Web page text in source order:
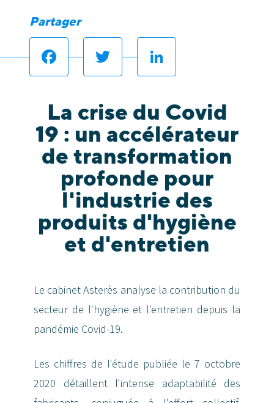
Partager
FacebookTwitterLinkedIn
La crise du Covid
19 : un accélérateur
de transformation
profonde pour
l'industrie des
produits d'hygiène
et d'entretien
Le cabinet Asterès analyse la contribution du
secteur de l'hygiène et l'entretien depuis la
pandémie Covid-19.
Les chiffres de l'étude publiée le 7 octobre
2020 détaillent l'intense adaptabilité des